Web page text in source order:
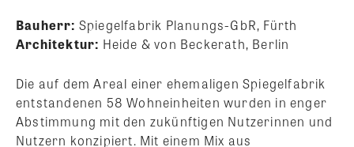
Bauherr: Spiegelfabrik Planungs-GbR, Fürth
Architektur: Heide & von Beckerath, Berlin
Die auf dem Areal einer ehemaligen Spiegelfabrik
entstandenen 58 Wohneinheiten wurden in enger
Abstimmung mit den zukünftigen Nutzerinnen und
Nutzern konzipiert. Mit einem Mix aus